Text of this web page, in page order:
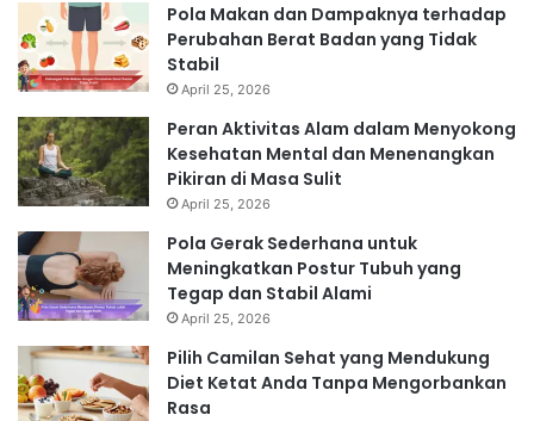
Pola Makan dan Dampaknya terhadap
Perubahan Berat Badan yang Tidak
Stabil
April 25, 2026
Peran Aktivitas Alam dalam Menyokong
Kesehatan Mental dan Menenangkan
Pikiran di Masa Sulit
April 25, 2026
Pola Gerak Sederhana untuk
Meningkatkan Postur Tubuh yang
Tegap dan Stabil Alami
April 25, 2026
Pilih Camilan Sehat yang Mendukung
Diet Ketat Anda Tanpa Mengorbankan
Rasa